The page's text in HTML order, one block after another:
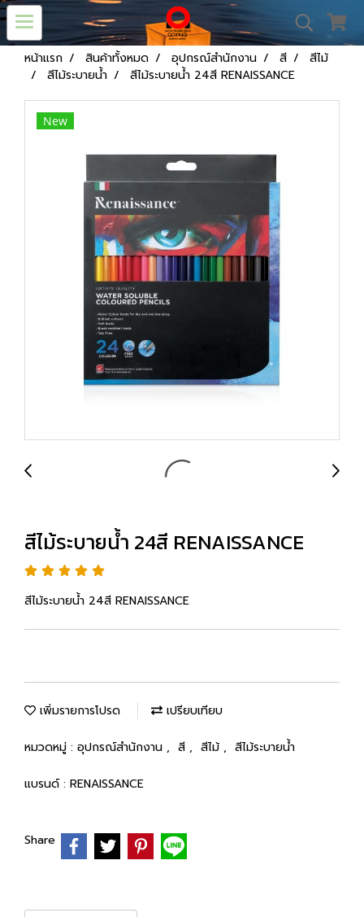
หน้าแรก สินค้าทั้งหมด อุปกรณ์สำนักงาน สี
สีไม้
สีไม้ระบายน้ำ
สีไม้ระบายน้ำ 24สี RENAISSANCE
New
สีไม้ระบายน้ำ 24สี RENAISSANCE
สีไม้ระบายน้ำ 24สี RENAISSANCE
เพิ่มรายการโปรด เปรียบเทียบ
หมวดหมู่ : อุปกรณ์สำนักงาน , สี , สีไม้ , สีไม้ระบายน้ำ
แบรนด์ : RENAISSANCE
Share